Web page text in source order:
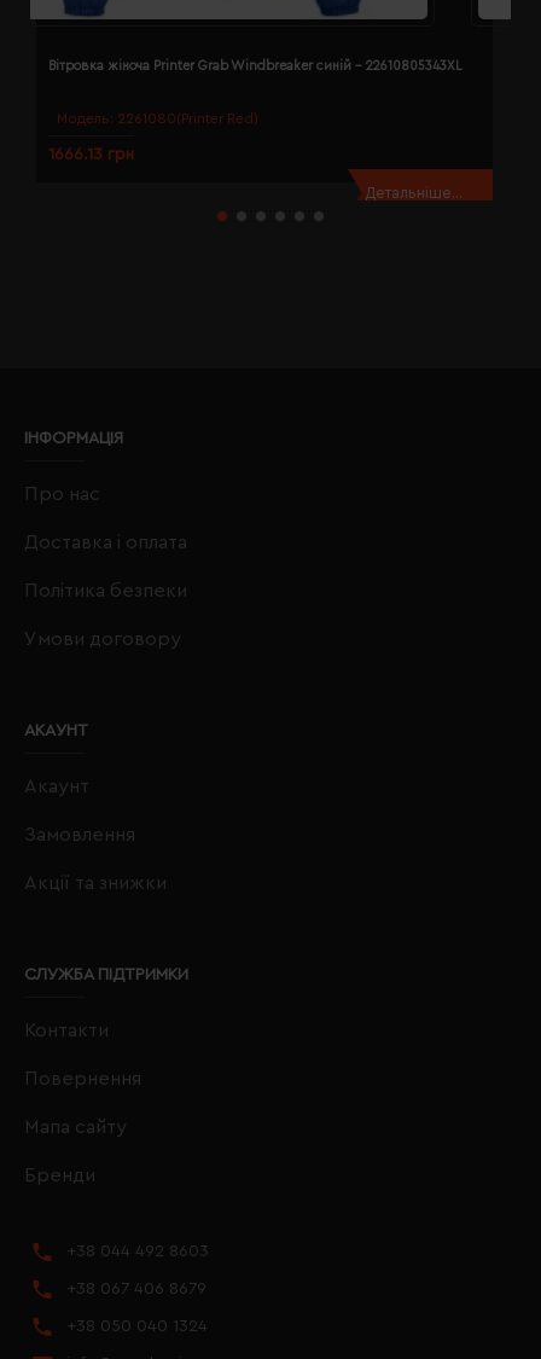
Модель: 2261080(Printer Red)
Вітровка жіноча Printer Grab Windbreaker синій - 22610805343XL
1666.13 грн
Детальніше...
ІНФОРМАЦІЯ
Про нас
Доставка і оплата
Політика безпеки
Умови договору
АКАУНТ
Акаунт
Замовлення
Акції та знижки
СЛУЖБА ПІДТРИМКИ
Контакти
Повернення
Мапа сайту
Бренди
+38 044 492 8603
+38 067 406 8679
+38 050 040 1324